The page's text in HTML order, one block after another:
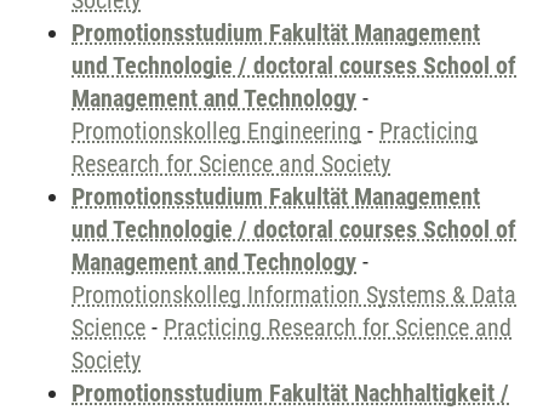
Promotionsstudium Fakultät Management
und Technologie / doctoral courses School of
Management and Technology -
Promotionskolleg Engineering - Practicing
Research for Science and Society
Promotionsstudium Fakultät Management
und Technologie / doctoral courses School of
Management and Technology -
Promotionskolleg Information Systems & Data
Science - Practicing Research for Science and
Society
Promotionsstudium Fakultät Nachhaltigkeit /